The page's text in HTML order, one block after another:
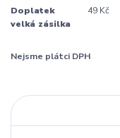
Doplatek
velká zásilka
49 Kč
Nejsme plátci DPH